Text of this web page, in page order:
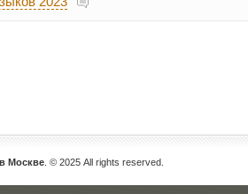
Москве . © 2025 All rights reserved.